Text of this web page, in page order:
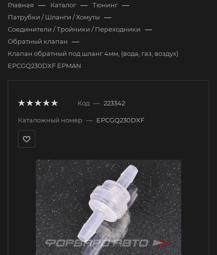
Главная — Каталог — Тюнинг —
Патрубки / Шланги / Хомуты —
Соединители / Тройники / Переходники —
Обратный клапан —
Клапан обратный под шланг 4мм, (вода, газ, воздух)
EPCGQ230DXF EPMAN
Код — 223342
Каталожный номер — EPCGQ230DXF